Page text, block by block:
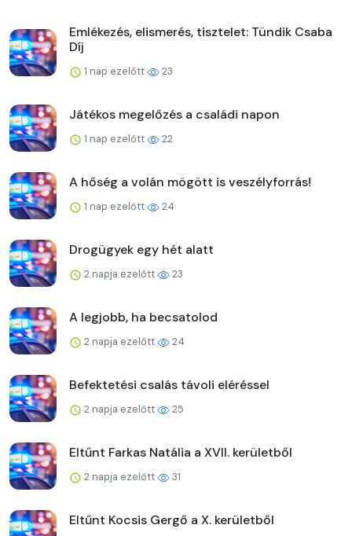
Emlékezés, elismerés, tisztelet: Tündik Csaba
Díj
1 nap ezelőtt 23
Játékos megelőzés a családi napon
1 nap ezelőtt 22
A hőség a volán mögött is veszélyforrás!
1 nap ezelőtt 24
Drogügyek egy hét alatt
2 napja ezelőtt 23
A legjobb, ha becsatolod
2 napja ezelőtt 24
Befektetési csalás távoli eléréssel
2 napja ezelőtt 25
Eltűnt Farkas Natália a XVII. kerületből
2 napja ezelőtt 31
Eltűnt Kocsis Gergő a X. kerületből